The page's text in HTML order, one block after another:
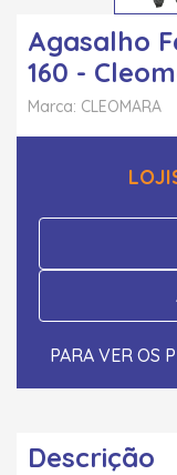
Agasalho
160 -
Marca: CLEOMARA
PARA VER OS
Descrição